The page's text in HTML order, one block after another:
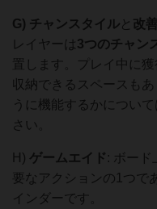
G) チャンスタイルと 改
レイヤーは 3つのチャン
置します。プレイ中に
収納できるスペースも
うに機能するかについ
さい。
H) ゲームエイド : ボード
要なアクションの1つで
インダーです。